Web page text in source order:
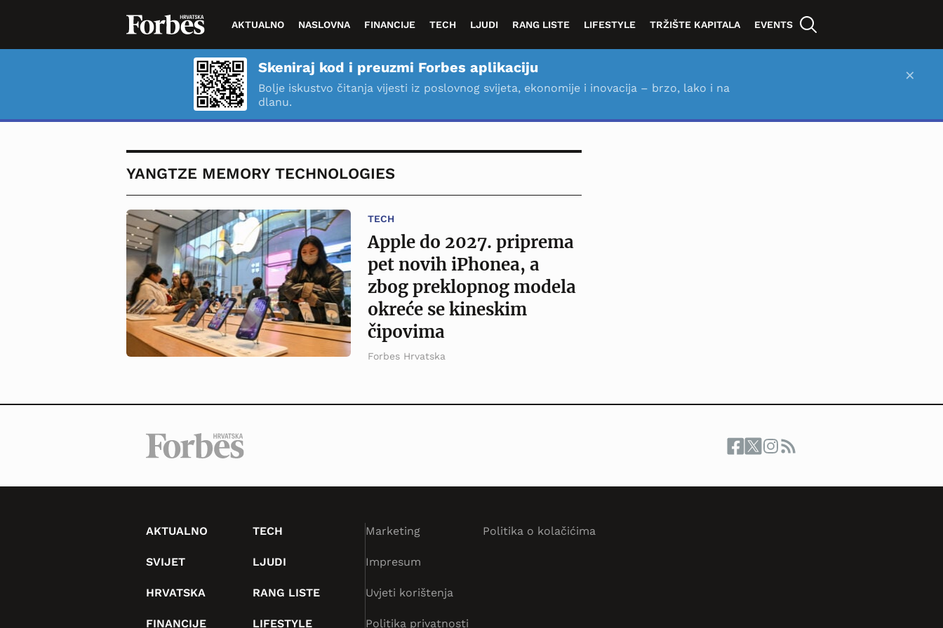
AKTUALNO NASLOVNA FINANCIJE TECH LJUDI RANG LISTE LIFESTYLE TRŽIŠTE KAPITALA EVENTS
Skeniraj kod i preuzmi Forbes aplikaciju
Bolje iskustvo čitanja vijesti iz poslovnog svijeta, ekonomije i inovacija – brzo, lako i na
dlanu.
×
YANGTZE MEMORY TECHNOLOGIES
TECH
Apple do 2027. priprema
pet novih iPhonea, a
zbog preklopnog modela
okreće se kineskim
čipovima
Forbes Hrvatska
AKTUALNO
SVIJET
HRVATSKA
FINANCIJE
TECH
LJUDI
RANG LISTE
LIFESTYLE
Marketing
Impresum
Uvjeti korištenja
Politika privatnosti
Politika o kolačićima